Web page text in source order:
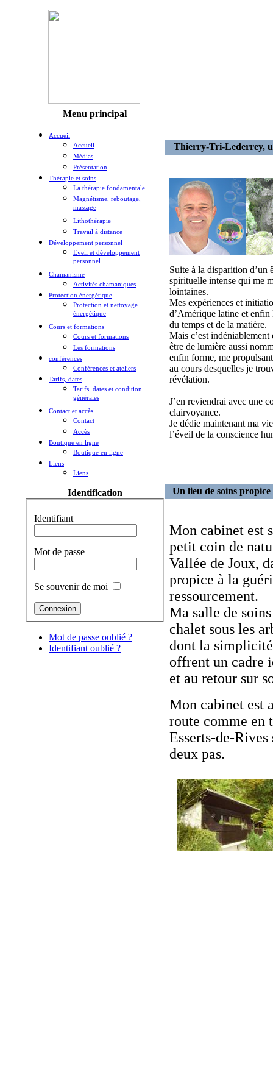
Menu principal
Accueil
Accueil
Médias
Présentation
Thérapie et soins
La thérapie fondamentale
Magnétisme, reboutage,
massage
Lithothérapie
Travail à distance
Développement personnel
Eveil et développement
personnel
Chamanisme
Activités chamaniques
Protection énergétique
Protection et nettoyage
énergétique
Cours et formations
Cours et formations
Les formations
conférences
Conférences et ateliers
Tarifs, dates
Tarifs, dates et condition
générales
Contact et accès
Contact
Accès
Boutique en ligne
Boutique en ligne
Liens
Liens
Identification
Identifiant
Mot de passe
Se souvenir de moi
Mot de passe oublié ?
Identifiant oublié ?
Thierry-Tri-Lederrey,
Suite à la disparition d’un
spirituelle intense qui me
lointaines.
Mes expériences et
d’Amérique latine et enfin
du temps et de la matière.
Mais c’est
être de lumière aussi
enfin forme, me
au cours desquelles je
révélation.
J’en reviendrai avec une
clairvoyance.
Je dédie maintenant ma
l’éveil de la conscience
Un lieu de soins
Mon cabinet est
petit coin de
Vallée de Joux,
propice à la
ressourcement.
Ma salle de
chalet sous les
dont la
offrent un cadre
et au retour sur
Mon cabinet est
route comme en
Esserts-de-
deux pas.